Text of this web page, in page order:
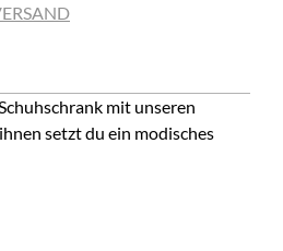
mit unseren
setzt du ein modisches